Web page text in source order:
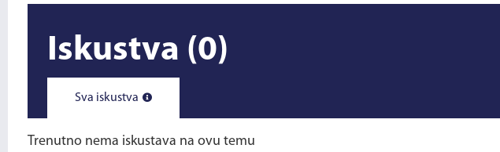
Iskustva (0)
Sva iskustva
Trenutno nema iskustava na ovu temu